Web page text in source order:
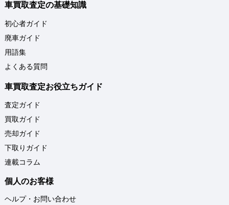
車買取査定の基礎知識
初心者ガイド
廃車ガイド
用語集
よくある質問
車買取査定お役立ちガイド
査定ガイド
買取ガイド
売却ガイド
下取りガイド
連載コラム
個人のお客様
ヘルプ・お問い合わせ